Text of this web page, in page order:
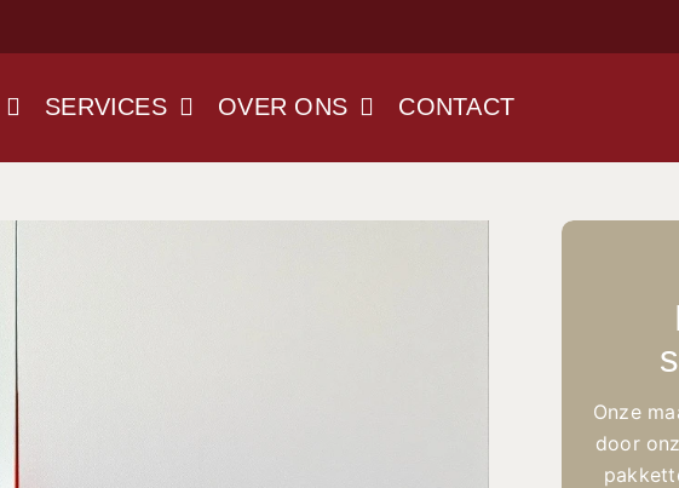
SERVICES OVER ONS CONTACT
Onze
door